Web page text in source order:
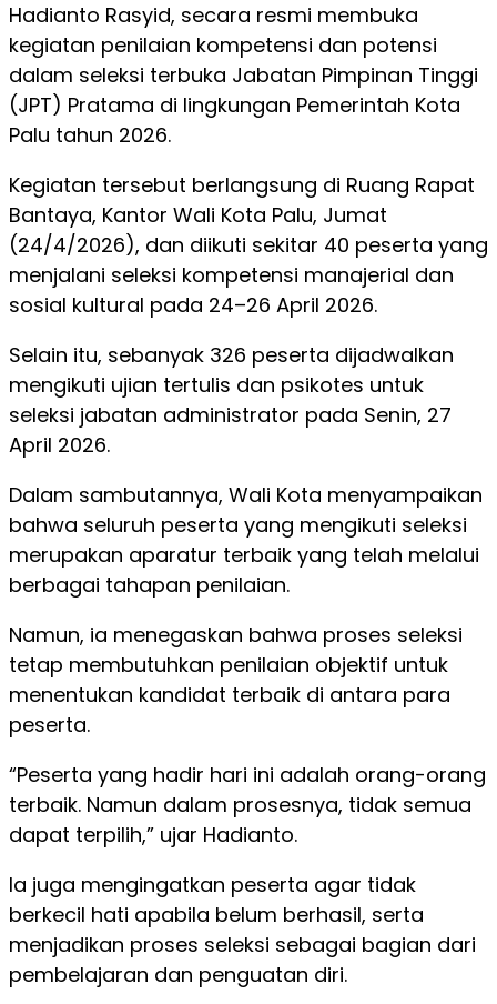
Hadianto Rasyid, secara resmi membuka
kegiatan penilaian kompetensi dan potensi
dalam seleksi terbuka Jabatan Pimpinan Tinggi
(JPT) Pratama di lingkungan Pemerintah Kota
Palu tahun 2026.
Kegiatan tersebut berlangsung di Ruang Rapat
Bantaya, Kantor Wali Kota Palu, Jumat
(24/4/2026), dan diikuti sekitar 40 peserta yang
menjalani seleksi kompetensi manajerial dan
sosial kultural pada 24–26 April 2026.
Selain itu, sebanyak 326 peserta dijadwalkan
mengikuti ujian tertulis dan psikotes untuk
seleksi jabatan administrator pada Senin, 27
April 2026.
Dalam sambutannya, Wali Kota menyampaikan
bahwa seluruh peserta yang mengikuti seleksi
merupakan aparatur terbaik yang telah melalui
berbagai tahapan penilaian.
Namun, ia menegaskan bahwa proses seleksi
tetap membutuhkan penilaian objektif untuk
menentukan kandidat terbaik di antara para
peserta.
“Peserta yang hadir hari ini adalah orang-orang
terbaik. Namun dalam prosesnya, tidak semua
dapat terpilih,” ujar Hadianto.
Ia juga mengingatkan peserta agar tidak
berkecil hati apabila belum berhasil, serta
menjadikan proses seleksi sebagai bagian dari
pembelajaran dan penguatan diri.